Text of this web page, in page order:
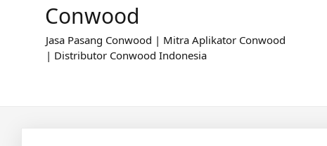
Conwood
Jasa Pasang Conwood | Mitra Aplikator Conwood
| Distributor Conwood Indonesia